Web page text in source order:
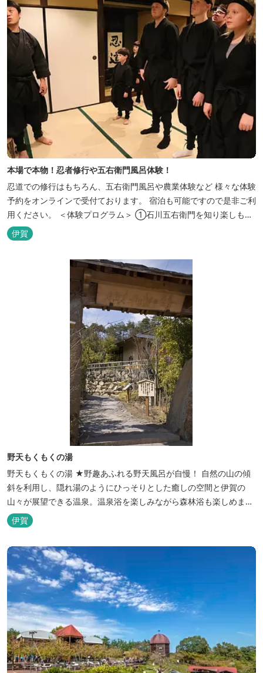
本場で本物！忍者修行や五右衛門風呂体験！
忍道での修行はもちろん、五右衛門風呂や農業体験など 様々な体験
予約をオンラインで受付ております。 宿泊も可能ですので是非ご利
用ください。 ＜体験プログラム＞ ①石川五右衛門を知り楽しも
う！ ②忍者をめざそう！（入門・初級編） ③忍者の基礎体力づく
り！農業体験！ ④忍者の里山散策と忍者修行を楽しもう！（山中
伊賀
野天もくもくの湯
野天もくもくの湯 ★野趣あふれる野天風呂が自慢！ 自然の山の傾
斜を利用し、隠れ湯のようにひっそりとした癒しの空間と伊賀の
山々が展望できる温泉。温泉浴を楽しみながら森林浴も楽しめま
す。一枚岩をくり貫いてつくった湯船もあり、風情ある空間が魅力
です。 ★源泉100％の野天風呂 源泉100％の野天風呂が2つあり、
くりとゆ...
伊賀